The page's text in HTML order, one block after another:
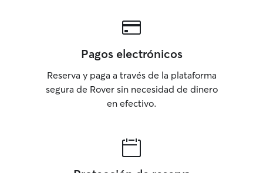
Pagos electrónicos
Reserva y paga a través de la plataforma
segura de Rover sin necesidad de dinero
en efectivo.